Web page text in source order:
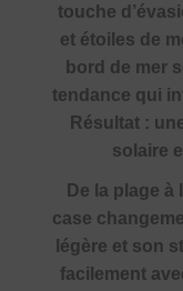
touche
et étoiles de
bord de mer
tendance qui
Résultat :
solaire
De la plage
case
légère et son
facilement